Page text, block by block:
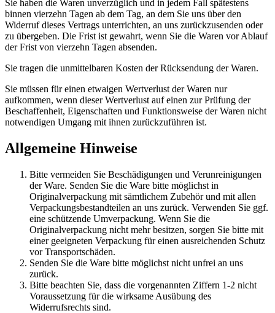
Sie haben die Waren unverzüglich und in jedem Fall spätestens
binnen vierzehn Tagen ab dem Tag, an dem Sie uns über den
Widerruf dieses Vertrags unterrichten, an uns zurückzusenden oder
zu übergeben. Die Frist ist gewahrt, wenn Sie die Waren vor Ablauf
der Frist von vierzehn Tagen absenden.
Sie tragen die unmittelbaren Kosten der Rücksendung der Waren.
Sie müssen für einen etwaigen Wertverlust der Waren nur
aufkommen, wenn dieser Wertverlust auf einen zur Prüfung der
Beschaffenheit, Eigenschaften und Funktionsweise der Waren nicht
notwendigen Umgang mit ihnen zurückzuführen ist.
Allgemeine Hinweise
Bitte vermeiden Sie Beschädigungen und Verunreinigungen
der Ware. Senden Sie die Ware bitte möglichst in
Originalverpackung mit sämtlichem Zubehör und mit allen
Verpackungsbestandteilen an uns zurück. Verwenden Sie ggf.
eine schützende Umverpackung. Wenn Sie die
Originalverpackung nicht mehr besitzen, sorgen Sie bitte mit
einer geeigneten Verpackung für einen ausreichenden Schutz
vor Transportschäden.
Senden Sie die Ware bitte möglichst nicht unfrei an uns
zurück.
Bitte beachten Sie, dass die vorgenannten Ziffern 1-2 nicht
Voraussetzung für die wirksame Ausübung des
Widerrufsrechts sind.